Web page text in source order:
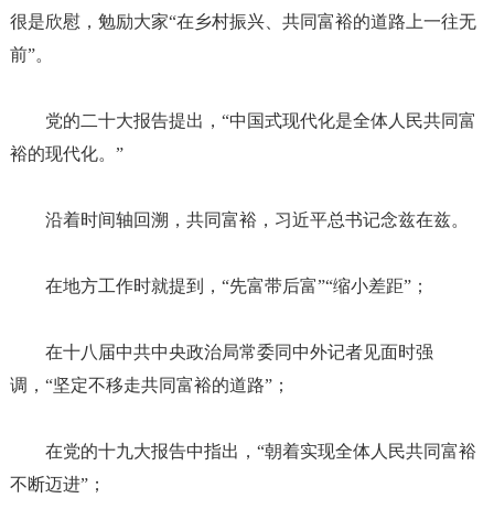
很是欣慰，勉励大家“在乡村振兴、共同富裕的道路上一往无
前”。
党的二十大报告提出， “中国式现代化是全体人民共同富
裕的现代化。”
沿着时间轴回溯，共同富裕，习近平总书记念兹在兹。
在地方工作时就提到， “先富带后富”“缩小差距”；
在十八届中共中央政治局常委同中外记者见面时强
调， “坚定不移走共同富裕的道路”；
在党的十九大报告中指出， “朝着实现全体人民共同富裕
不断迈进”；